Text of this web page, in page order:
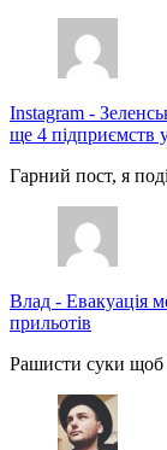
Instagram -
ще 4 підприємств
Гарний пост, я
Влад - Евакуація
прильотів
Рашисти суки